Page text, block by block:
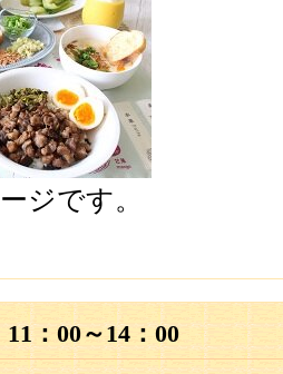
ジです。
：00～14：00